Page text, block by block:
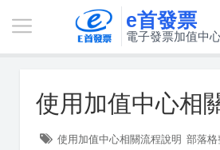
e首發票
電子發票加值中
使用加值中心相
使用加值中心相關流程說明 部落格